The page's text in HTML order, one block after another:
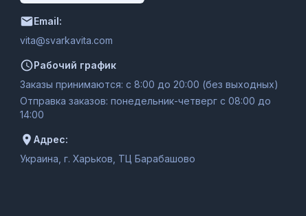
Email:
moc.ativakravs@ativ
Рабочий график
Заказы принимаются: с 8:00 до 20:00 (без выходных)
Отправка заказов: понедельник-четверг с 08:00 до
14:00
Адрес:
Украина, г. Харьков, ТЦ Барабашово